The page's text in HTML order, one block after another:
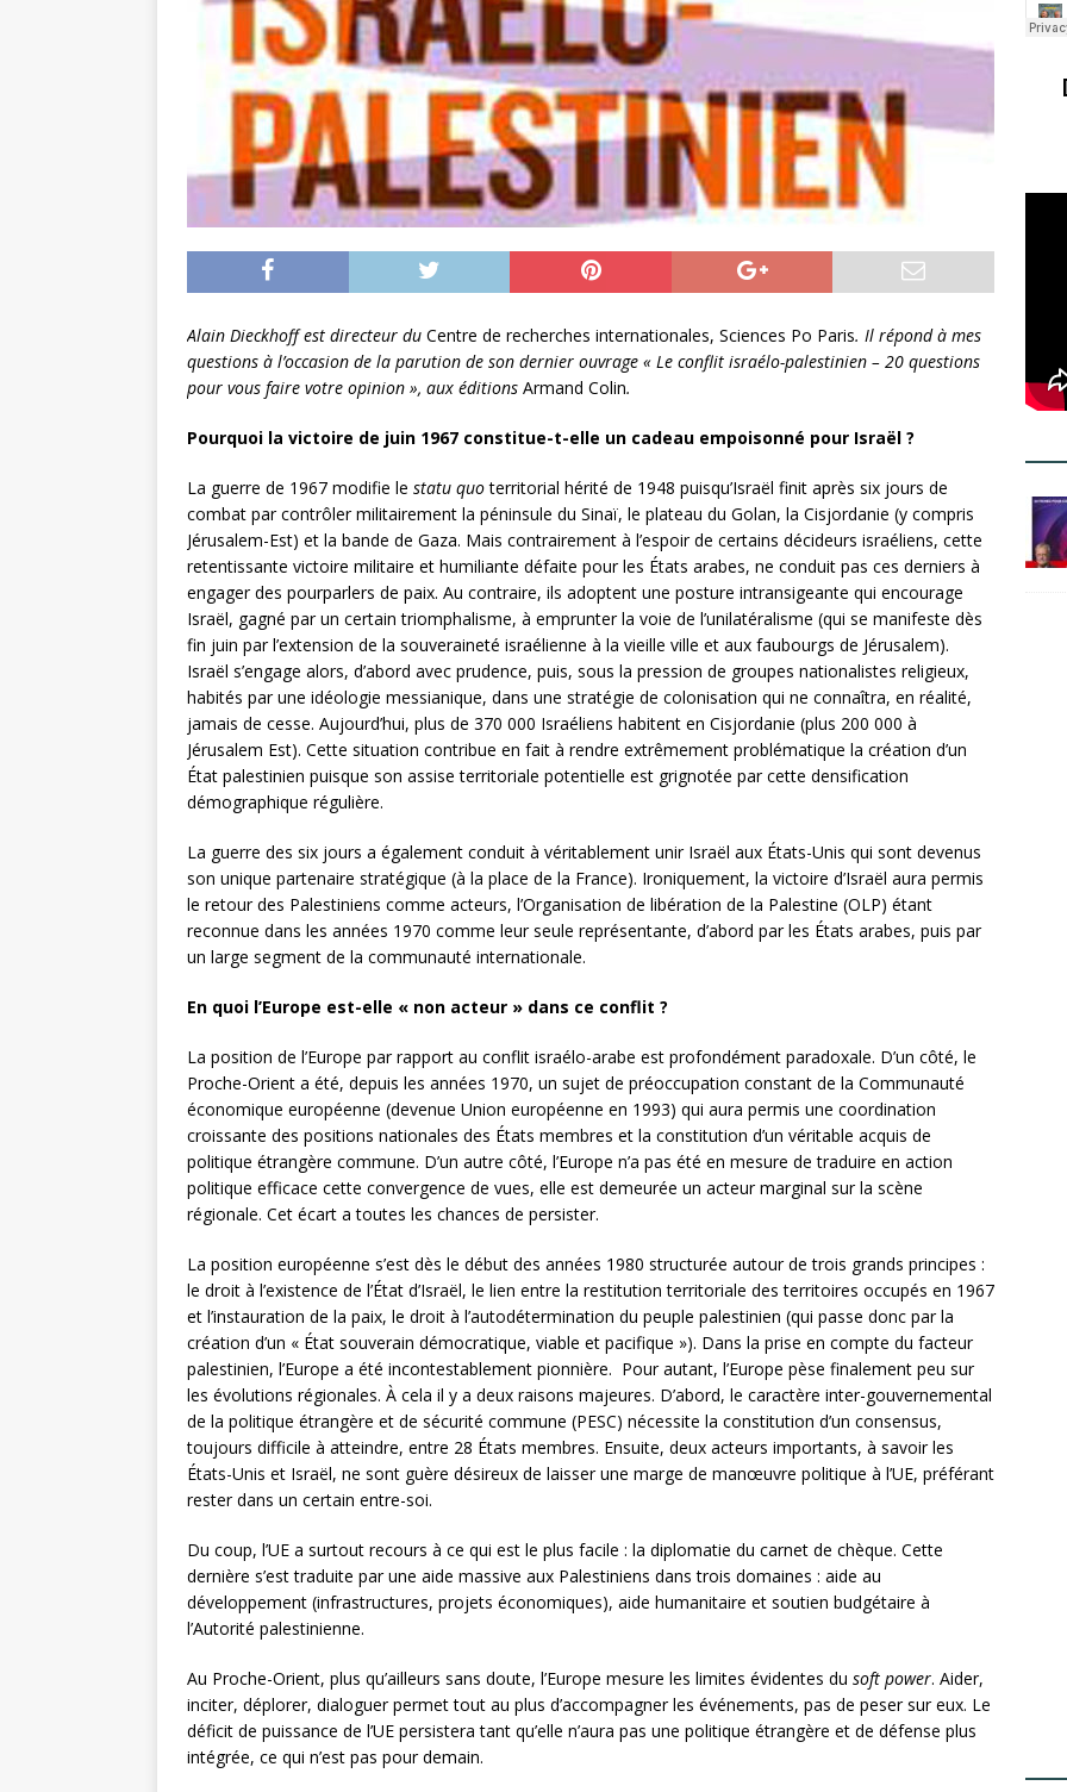
Alain Dieckhoff est directeur du Centre de recherches internationales, Sciences Po Paris. Il répond à mes
questions à l’occasion de la parution de son dernier ouvrage « Le conflit israélo-palestinien – 20 questions
pour vous faire votre opinion », aux éditions Armand Colin.
Pourquoi la victoire de juin 1967 constitue-t-elle un cadeau empoisonné pour Israël ?
La guerre de 1967 modifie le statu quoterritorial hérité de 1948 puisqu’Israël finit après six jours de
combat par contrôler militairement la péninsule du Sinaï, le plateau du Golan, la Cisjordanie (y compris
Jérusalem-Est) et la bande de Gaza. Mais contrairement à l’espoir de certains décideurs israéliens, cette
retentissante victoire militaire et humiliante défaite pour les États arabes, ne conduit pas ces derniers à
engager des pourparlers de paix. Au contraire, ils adoptent une posture intransigeante qui encourage
Israël, gagné par un certain triomphalisme, à emprunter la voie de l’unilatéralisme (qui se manifeste dès
fin juin par l’extension de la souveraineté israélienne à la vieille ville et aux faubourgs de Jérusalem).
Israël s’engage alors, d’abord avec prudence, puis, sous la pression de groupes nationalistes religieux,
habités par une idéologie messianique, dans une stratégie de colonisation qui ne connaîtra, en réalité,
jamais de cesse. Aujourd’hui, plus de 370 000 Israéliens habitent en Cisjordanie (plus 200 000 à
Jérusalem Est). Cette situation contribue en fait à rendre extrêmement problématique la création d’un
État palestinien puisque son assise territoriale potentielle est grignotée par cette densification
démographique régulière.
La guerre des six jours a également conduit à véritablement unir Israël aux États-Unis qui sont devenus
son unique partenaire stratégique (à la place de la France). Ironiquement, la victoire d’Israël aura permis
le retour des Palestiniens comme acteurs, l’Organisation de libération de la Palestine (OLP) étant
reconnue dans les années 1970 comme leur seule représentante, d’abord par les États arabes, puis par
un large segment de la communauté internationale.
En quoi l’Europe est-elle « non acteur » dans ce conflit ?
La position de l’Europe par rapport au conflit israélo-arabe est profondément paradoxale. D’un côté, le
Proche-Orient a été, depuis les années 1970, un sujet de préoccupation constant de la Communauté
économique européenne (devenue Union européenne en 1993) qui aura permis une coordination
croissante des positions nationales des États membres et la constitution d’un véritable acquis de
politique étrangère commune. D’un autre côté, l’Europe n’a pas été en mesure de traduire en action
politique efficace cette convergence de vues, elle est demeurée un acteur marginal sur la scène
régionale. Cet écart a toutes les chances de persister.
La position européenne s’est dès le début des années 1980 structurée autour de trois grands principes :
le droit à l’existence de l’État d’Israël, le lien entre la restitution territoriale des territoires occupés en 1967
et l’instauration de la paix, le droit à l’autodétermination du peuple palestinien (qui passe donc par la
création d’un « État souverain démocratique, viable et pacifique »). Dans la prise en compte du facteur
palestinien, l’Europe a été incontestablement pionnière. Pour autant, l’Europe pèse finalement peu sur
les évolutions régionales. À cela il y a deux raisons majeures. D’abord, le caractère inter-gouvernemental
de la politique étrangère et de sécurité commune (PESC) nécessite la constitution d’un consensus,
toujours difficile à atteindre, entre 28 États membres. Ensuite, deux acteurs importants, à savoir les
États-Unis et Israël, ne sont guère désireux de laisser une marge de manœuvre politique à l’UE, préférant
rester dans un certain entre-soi.
Du coup, l’UE a surtout recours à ce qui est le plus facile : la diplomatie du carnet de chèque. Cette
dernière s’est traduite par une aide massive aux Palestiniens dans trois domaines : aide au
développement (infrastructures, projets économiques), aide humanitaire et soutien budgétaire à
l’Autorité palestinienne.
Au Proche-Orient, plus qu’ailleurs sans doute, l’Europe mesure les limites évidentes du soft power. Aider,
inciter, déplorer, dialoguer permet tout au plus d’accompagner les événements, pas de peser sur eux. Le
déficit de puissance de l’UE persistera tant qu’elle n’aura pas une politique étrangère et de défense plus
intégrée, ce qui n’est pas pour demain.